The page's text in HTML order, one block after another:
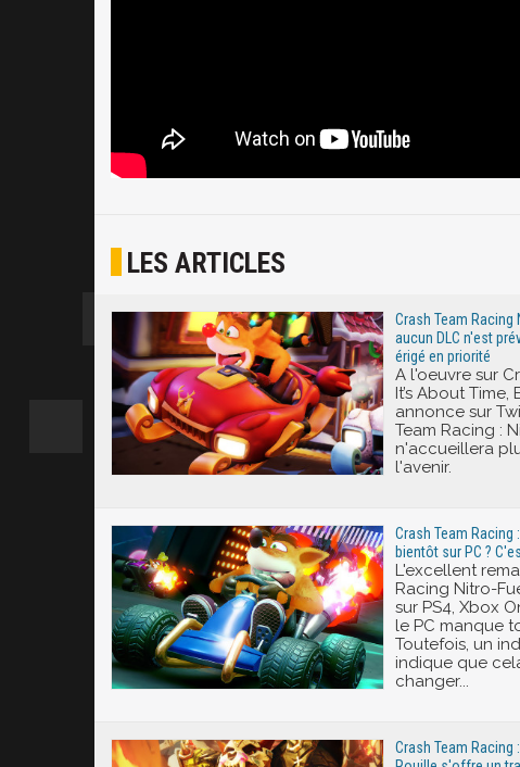
LES ARTICLES
Crash Team Racing
aucun DLC n'est
érigé en priorité
A l'oeuvre sur
It’s About
annonce sur
Team Racing :
n'accueillera
l'avenir.
Crash Team Racing
bientôt sur PC ?
L'excellent
Racing Nitro-
sur PS4, Xbox
le PC manque
Toutefois, un
indique que
changer...
Crash Team Racing